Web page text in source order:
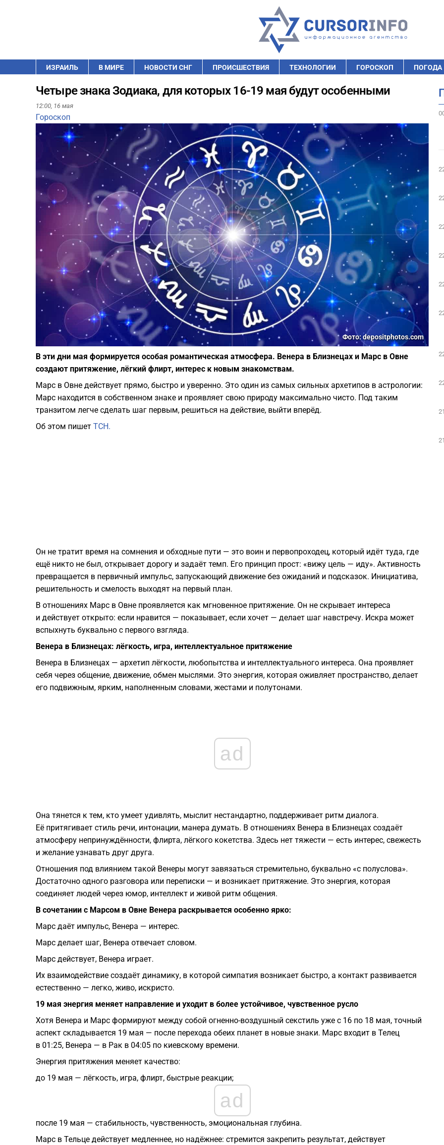
ИЗРАИЛЬ В МИРЕ НОВОСТИ СНГ ПРОИСШЕСТВИЯ ТЕХНОЛОГИИ ГОРОСКОП ПОГОДА
Четыре знака Зодиака, для которых 16-19 мая будут особенными
12:00, 16 мая
Гороскоп
Фото: depositphotos.com
В эти дни мая формируется особая романтическая атмосфера. Венера в Близнецах и Марс в Овне
создают притяжение, лёгкий флирт, интерес к новым знакомствам.
Марс в Овне действует прямо, быстро и уверенно. Это один из самых сильных архетипов в астрологии:
Марс находится в собственном знаке и проявляет свою природу максимально чисто. Под таким
транзитом легче сделать шаг первым, решиться на действие, выйти вперёд.
Об этом пишет ТСН.
Он не тратит время на сомнения и обходные пути — это воин и первопроходец, который идёт туда, где
ещё никто не был, открывает дорогу и задаёт темп. Его принцип прост: «вижу цель — иду». Активность
превращается в первичный импульс, запускающий движение без ожиданий и подсказок. Инициатива,
решительность и смелость выходят на первый план.
В отношениях Марс в Овне проявляется как мгновенное притяжение. Он не скрывает интереса
и действует открыто: если нравится — показывает, если хочет — делает шаг навстречу. Искра может
вспыхнуть буквально с первого взгляда.
Венера в Близнецах: лёгкость, игра, интеллектуальное притяжение
Венера в Близнецах — архетип лёгкости, любопытства и интеллектуального интереса. Она проявляет
себя через общение, движение, обмен мыслями. Это энергия, которая оживляет пространство, делает
его подвижным, ярким, наполненным словами, жестами и полутонами.
ad
Она тянется к тем, кто умеет удивлять, мыслит нестандартно, поддерживает ритм диалога.
Её притягивает стиль речи, интонации, манера думать. В отношениях Венера в Близнецах создаёт
атмосферу непринуждённости, флирта, лёгкого кокетства. Здесь нет тяжести — есть интерес, свежесть
и желание узнавать друг друга.
Отношения под влиянием такой Венеры могут завязаться стремительно, буквально «с полуслова».
Достаточно одного разговора или переписки — и возникает притяжение. Это энергия, которая
соединяет людей через юмор, интеллект и живой ритм общения.
В сочетании с Марсом в Овне Венера раскрывается особенно ярко:
Марс даёт импульс, Венера — интерес.
Марс делает шаг, Венера отвечает словом.
Марс действует, Венера играет.
Их взаимодействие создаёт динамику, в которой симпатия возникает быстро, а контакт развивается
естественно — легко, живо, искристо.
19 мая энергия меняет направление и уходит в более устойчивое, чувственное русло
Хотя Венера и Марс формируют между собой огненно-воздушный секстиль уже с 16 по 18 мая, точный
аспект складывается 19 мая — после перехода обеих планет в новые знаки. Марс входит в Телец
в 01:25, Венера — в Рак в 04:05 по киевскому времени.
Энергия притяжения меняет качество:
до 19 мая — лёгкость, игра, флирт, быстрые реакции;
ad
после 19 мая — стабильность, чувственность, эмоциональная глубина.
Марс в Тельце действует медленнее, но надёжнее: стремится закрепить результат, действует